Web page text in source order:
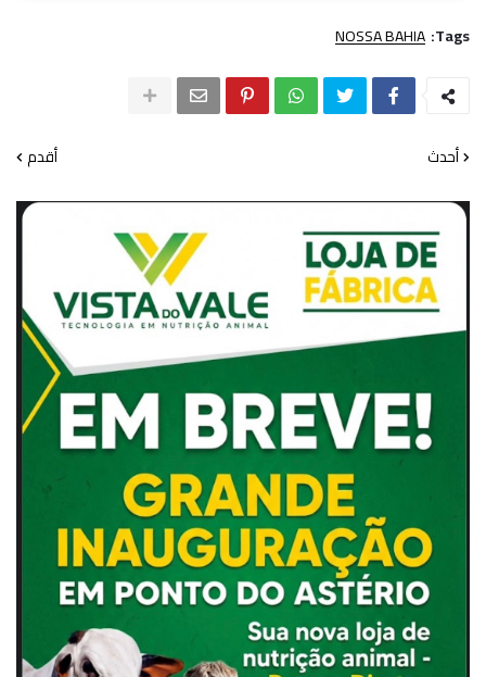
Tags:
NOSSA BAHIA
أحدث أقدم